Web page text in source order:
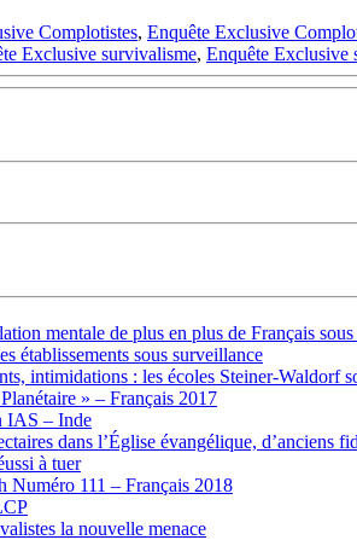
Complotistes, Enquête Exclusive
Exclusive survivalisme, Enquête Exclusive
mentale de plus en plus de Français
établissements sous surveillance
intimidations : les écoles Steiner-Waldorf
» – Français 2017
IAS – Inde
dans l’Église évangélique, d’anciens
à tuer
Numéro 111 – Français 2018
la nouvelle menace